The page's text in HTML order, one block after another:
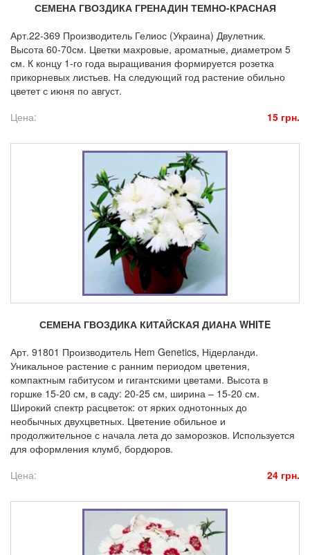
СЕМЕНА ГВОЗДИКА ГРЕНАДИН ТЕМНО-КРАСНАЯ
Арт.22-369 Производитель Гелиос (Украина) Двулетник.
Высота 60-70см. Цветки махровые, ароматные, диаметром 5
см. К концу 1-го года выращивания формируется розетка
прикорневых листьев. На следующий год растение обильно
цветет с июня по август.
Цена:
15 грн.
СЕМЕНА ГВОЗДИКА КИТАЙСКАЯ ДИАНА WHITE
Арт. 91801 Производитель Hem Genetics, Нідерланди.
Уникальное растение с ранним периодом цветения,
компактным габитусом и гигантскими цветами. Высота в
горшке 15-20 см, в саду: 20-25 см, ширина – 15-20 см.
Широкий спектр расцветок: от ярких однотонных до
необычных двухцветных. Цветение обильное и
продолжительное с начала лета до заморозков. Используется
для оформления клумб, бордюров.
Цена:
24 грн.